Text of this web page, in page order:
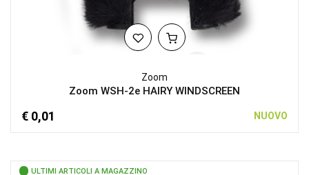
Zoom
Zoom WSH-2e HAIRY WINDSCREEN
€ 0,01 NUOVO
ULTIMI ARTICOLI A MAGAZZINO